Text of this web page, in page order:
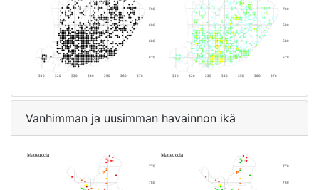
Vanhimman ja uusimman havainnon ikä